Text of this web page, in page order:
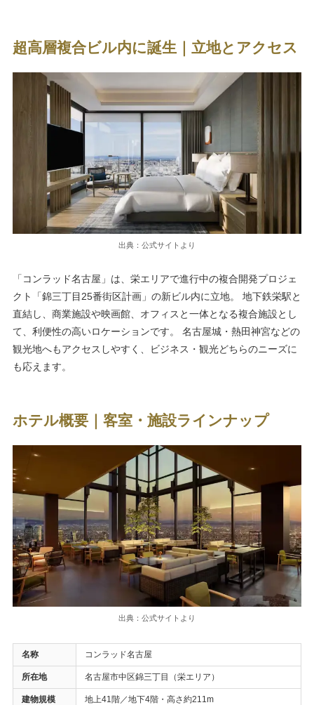
超高層複合ビル内に誕生｜立地とアクセス
出典：公式サイトより
「コンラッド名古屋」は、栄エリアで進行中の複合開発プロジェ
クト「錦三丁目25番街区計画」の新ビル内に立地。 地下鉄栄駅と
直結し、商業施設や映画館、オフィスと一体となる複合施設とし
て、利便性の高いロケーションです。 名古屋城・熱田神宮などの
観光地へもアクセスしやすく、ビジネス・観光どちらのニーズに
も応えます。
ホテル概要｜客室・施設ラインナップ
出典：公式サイトより
名称 コンラッド名古屋
所在地 名古屋市中区錦三丁目（栄エリア）
建物規模 地上41階／地下4階・高さ約211m